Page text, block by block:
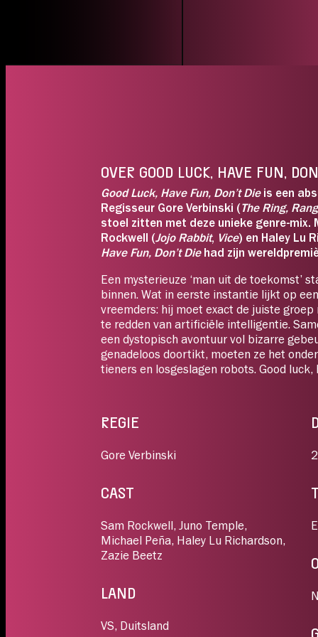
DI 11.08
LUX 1
15:30
Koop
WO 12.08
21:00
Koop
DO 13.08
12:45
Koop
OVER GOOD LUCK, HAVE FUN,
Good Luck, Have Fun, Don’t Dieis een
Regisseur Gore Verbinski (The Ring,
stoel zitten met deze unieke genre-mix.
Rockwell (Jojo Rabbit, Vice) en Haley Lu
Have Fun, Don’t Diehad zijn
Een mysterieuze ‘man uit de toekomst’
binnen. Wat in eerste instantie lijkt op
vreemders: hij moet exact de juiste
te redden van artificiële intelligentie.
een dystopisch avontuur vol bizarre
genadeloos doortikt, moeten ze het
tieners en losgeslagen robots. Good luck,
REGIE
Gore Verbinski
CAST
Sam Rockwell, Juno Temple,
Michael Peña, Haley Lu Richardson,
Zazie Beetz
LAND
VS, Duitsland